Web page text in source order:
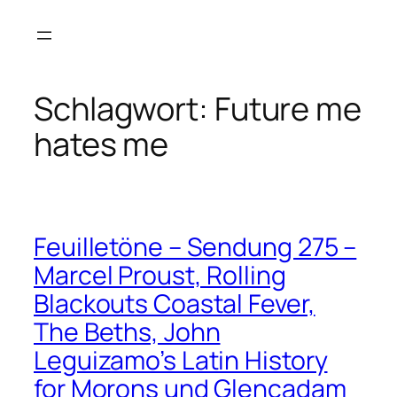
Inhalt
Schlagwort: Future me
hates me
Feuilletöne – Sendung 275 –
Marcel Proust, Rolling
Blackouts Coastal Fever,
The Beths, John
Leguizamo’s Latin History
for Morons und Glencadam